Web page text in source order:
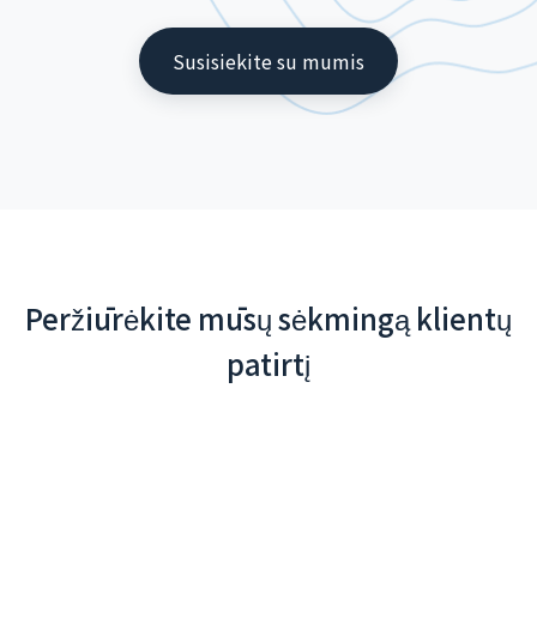
Susisiekite su mumis
Peržiūrėkite mūsų sėkmingą klientų
patirtį